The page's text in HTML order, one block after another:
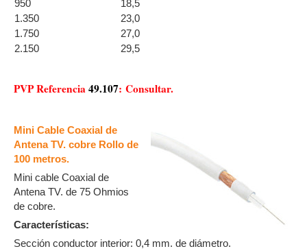
950
18,5
1.350
23,0
1.750
27,0
2.150
29,5
PVP Referencia49.107: Consultar.
Mini Cable Coaxial de
Antena TV. cobre Rollo de
100 metros.
Mini cable Coaxial de
Antena TV. de 75 Ohmios
de cobre.
Características:
Sección conductor interior: 0,4 mm. de diámetro.